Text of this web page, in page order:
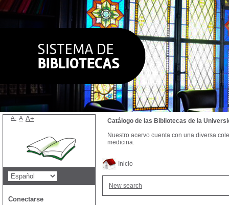
Inicio
New search
Catálogo de las Bibliotecas de la
Nuestro acervo cuenta con una diversa
medicina.
A- A A+
Conectarse